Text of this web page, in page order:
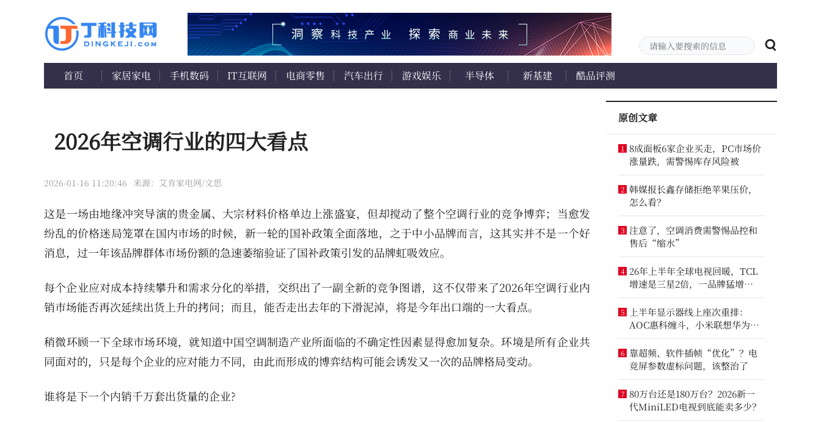
首页 家居家电 手机数码 IT互联网 电商零售 汽车出行 游戏娱乐 半导体 新基建 酷品评测
2026年空调行业的四大看点
2026-01-16 11:20:46 来源：艾肯家电网/文思
这是一场由地缘冲突导演的贵金属、大宗材料价格单边上涨盛宴，但却搅动了整个空调行业的竞争博弈；当愈发
纷乱的价格迷局笼罩在国内市场的时候，新一轮的国补政策全面落地，之于中小品牌而言，这其实并不是一个好
消息，过一年该品牌群体市场份额的急速萎缩验证了国补政策引发的品牌虹吸效应。
每个企业应对成本持续攀升和需求分化的举措，交织出了一副全新的竞争图谱，这不仅带来了2026年空调行业内
销市场能否再次延续出货上升的拷问；而且，能否走出去年的下滑泥淖，将是今年出口端的一大看点。
稍微环顾一下全球市场环境，就知道中国空调制造产业所面临的不确定性因素显得愈加复杂。环境是所有企业共
同面对的，只是每个企业的应对能力不同，由此而形成的博弈结构可能会诱发又一次的品牌格局变动。
谁将是下一个内销千万套出货量的企业?
原创文章
1
8成面板6家企业买走，PC市场价
涨量跌，需警惕库存风险被
2 韩媒报长鑫存储拒绝苹果压价，
怎么看？
3 注意了，空调消费需警惕品控和
售后“缩水”
4 26年上半年全球电视回暖，TCL
增速是三星2倍，一品牌猛增
14.8%
5
上半年显示器线上座次重排：
AOC惠科缠斗，小米联想华为进
前八
6 靠超频、软件插帧“优化”？电
竞屏参数虚标问题，该整治了
7 80万台还是180万台？2026新一
代MiniLED电视到底能卖多少？